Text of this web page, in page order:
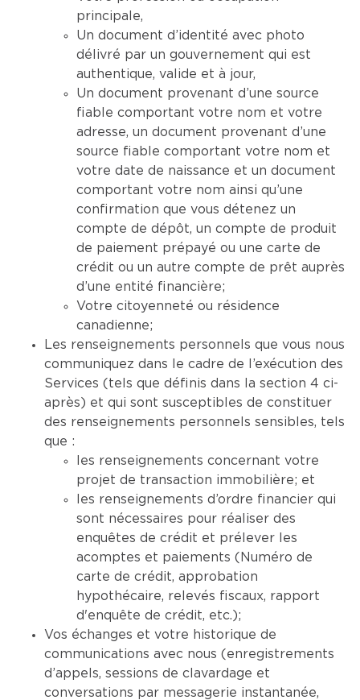
principale,
Un document d’identité avec photo
délivré par un gouvernement qui est
authentique, valide et à jour,
Un document provenant d’une source
fiable comportant votre nom et votre
adresse, un document provenant d’une
source fiable comportant votre nom et
votre date de naissance et un document
comportant votre nom ainsi qu’une
confirmation que vous détenez un
compte de dépôt, un compte de produit
de paiement prépayé ou une carte de
crédit ou un autre compte de prêt auprès
d’une entité financière;
Votre citoyenneté ou résidence
canadienne;
Les renseignements personnels que vous nous
communiquez dans le cadre de l’exécution des
Services (tels que définis dans la section 4 ci-
après) et qui sont susceptibles de constituer
des renseignements personnels sensibles, tels
que :
les renseignements concernant votre
projet de transaction immobilière; et
les renseignements d’ordre financier qui
sont nécessaires pour réaliser des
enquêtes de crédit et prélever les
acomptes et paiements (Numéro de
carte de crédit, approbation
hypothécaire, relevés fiscaux, rapport
d'enquête de crédit, etc.);
Vos échanges et votre historique de
communications avec nous (enregistrements
d’appels, sessions de clavardage et
conversations par messagerie instantanée,